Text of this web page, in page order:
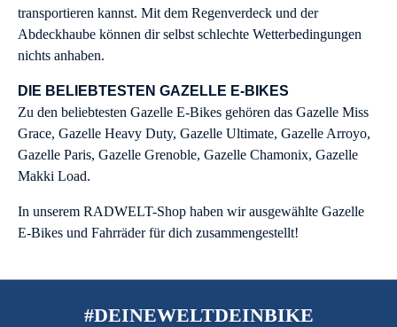
transportieren kannst. Mit dem Regenverdeck und der
Abdeckhaube können dir selbst schlechte Wetterbedingungen
nichts anhaben.
DIE BELIEBTESTEN GAZELLE E-BIKES
Zu den beliebtesten Gazelle E-Bikes gehören das Gazelle Miss
Grace, Gazelle Heavy Duty, Gazelle Ultimate, Gazelle Arroyo,
Gazelle Paris, Gazelle Grenoble, Gazelle Chamonix, Gazelle
Makki Load.
In unserem RADWELT-Shop haben wir ausgewählte Gazelle
E-Bikes und Fahrräder für dich zusammengestellt!
#DEINEWELTDEINBIKE